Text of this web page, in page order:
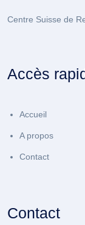
Centre Suisse de
Accès
Accueil
A propos
Contact
Contact